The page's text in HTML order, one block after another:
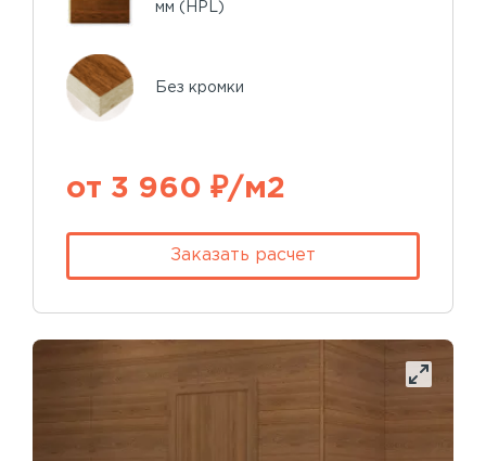
мм (HPL)
Без кромки
от 3 960 ₽/м2
Заказать расчет